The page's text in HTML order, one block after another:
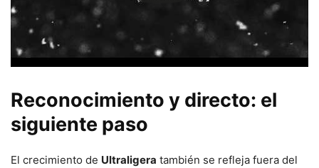
Reconocimiento y directo: el
siguiente paso
El crecimiento de Ultraligera también se refleja fuera del